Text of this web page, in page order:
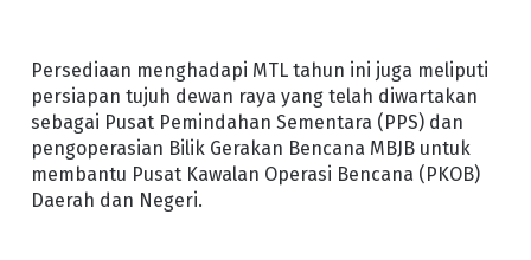
Persediaan menghadapi MTL tahun ini juga meliputi
persiapan tujuh dewan raya yang telah diwartakan
sebagai Pusat Pemindahan Sementara (PPS) dan
pengoperasian Bilik Gerakan Bencana MBJB untuk
membantu Pusat Kawalan Operasi Bencana (PKOB)
Daerah dan Negeri.